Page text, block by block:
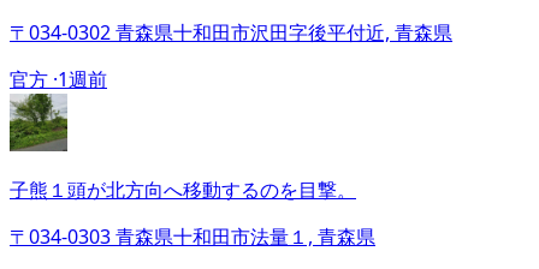
〒034-0302 青森県十和田市沢田字後平付近, 青森県
官方 ·1週前
子熊１頭が北方向へ移動するのを目撃。
〒034-0303 青森県十和田市法量１, 青森県